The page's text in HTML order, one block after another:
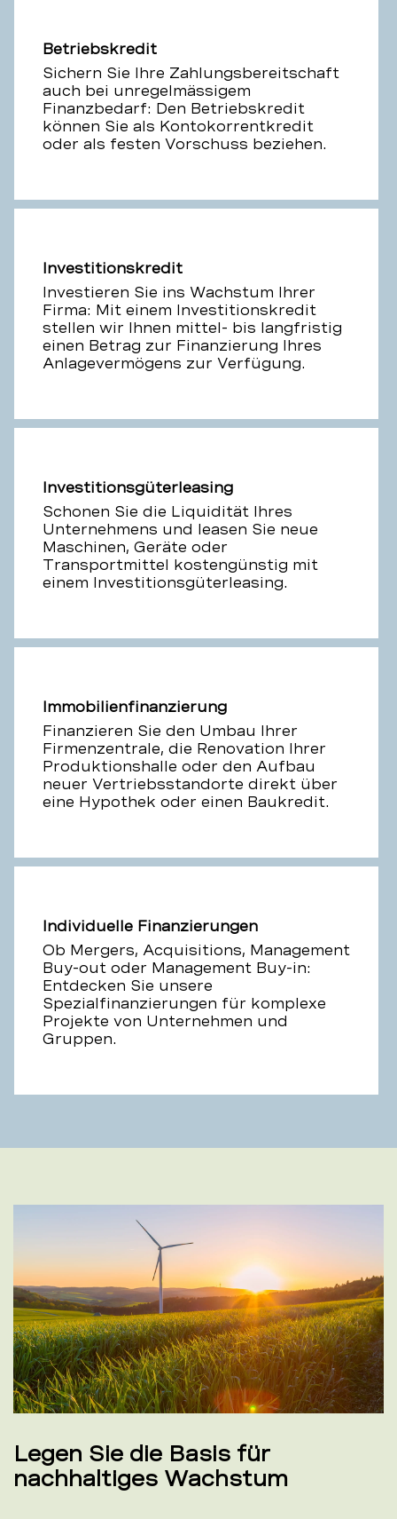
Betriebskredit
Sichern Sie Ihre Zahlungsbereitschaft
auch bei unregelmässigem
Finanzbedarf: Den Betriebskredit
können Sie als Kontokorrentkredit
oder als festen Vorschuss beziehen.
Investitionskredit
Investieren Sie ins Wachstum Ihrer
Firma: Mit einem Investitionskredit
stellen wir Ihnen mittel- bis langfristig
einen Betrag zur Finanzierung Ihres
Anlagevermögens zur Verfügung.
Investitionsgüterleasing
Schonen Sie die Liquidität Ihres
Unternehmens und leasen Sie neue
Maschinen, Geräte oder
Transportmittel kostengünstig mit
einem Investitionsgüterleasing.
Immobilienfinanzierung
Finanzieren Sie den Umbau Ihrer
Firmenzentrale, die Renovation Ihrer
Produktionshalle oder den Aufbau
neuer Vertriebsstandorte direkt über
eine Hypothek oder einen Baukredit.
Individuelle Finanzierungen
Ob Mergers, Acquisitions, Management
Buy-out oder Management Buy-in:
Entdecken Sie unsere
Spezialfinanzierungen für komplexe
Projekte von Unternehmen und
Gruppen.
Legen Sie die Basis für
nachhaltiges Wachstum